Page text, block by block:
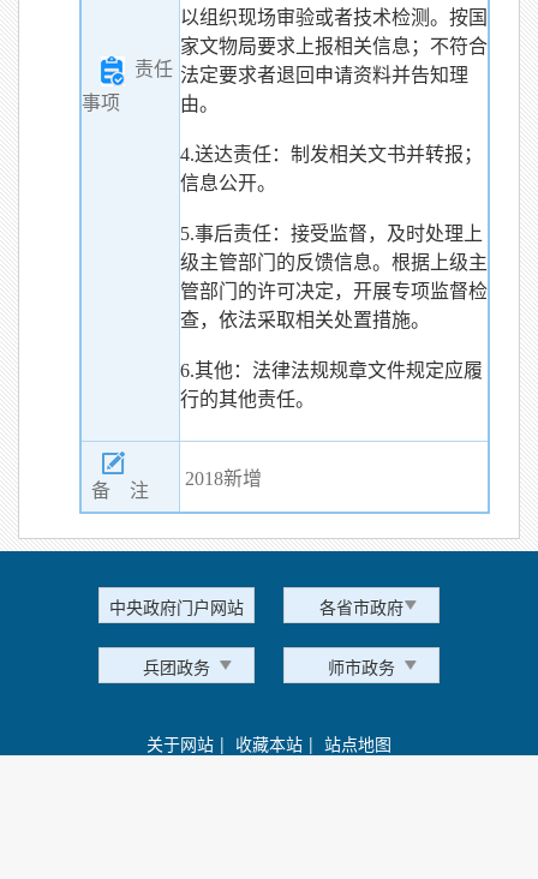
责任
事项
以组织现场审验或者技术检测。按国
家文物局要求上报相关信息；不符合
法定要求者退回申请资料并告知理
由。
4.送达责任：制发相关文书并转报；
信息公开。
5.事后责任：接受监督，及时处理上
级主管部门的反馈信息。根据上级主
管部门的许可决定，开展专项监督检
查，依法采取相关处置措施。
6.其他：法律法规规章文件规定应履
行的其他责任。
备 注
2018新增
中央政府门户网站 各省市政府
兵团政务 师市政务
关于网站 | 收藏本站 | 站点地图